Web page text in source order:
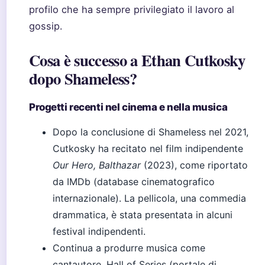
profilo che ha sempre privilegiato il lavoro al
gossip.
Cosa è successo a Ethan Cutkosky
dopo Shameless?
Progetti recenti nel cinema e nella musica
Dopo la conclusione di Shameless nel 2021,
Cutkosky ha recitato nel film indipendente
Our Hero, Balthazar(2023), come riportato
da IMDb (database cinematografico
internazionale). La pellicola, una commedia
drammatica, è stata presentata in alcuni
festival indipendenti.
Continua a produrre musica come